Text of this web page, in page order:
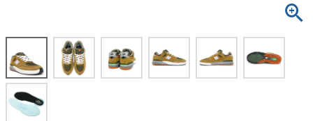
8.4inch
8.5inch
8.5inch
8.6inch
64mm
65mm
練習用アイテム（初心者におすすめ）
スケートケース・バッグ
メディア（雑誌・DVD・CD）
27.5cm
28cm
キャップ
ソックス
アンダーウエア